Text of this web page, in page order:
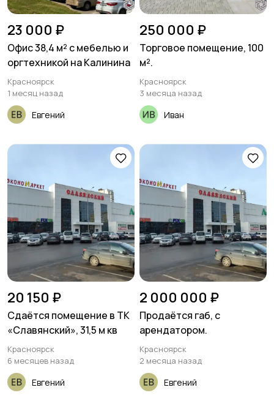
23 000 ₽
Офис 38,4 м² с мебелью и
оргтехникой на Калинина
Красноярск
1 месяц назад
Евгений
250 000 ₽
Торговое помещение, 100
м².
Красноярск
3 месяца назад
Иван
20 150 ₽
Сдаётся помещение в ТК
«Славянский», 31,5 м кв
Красноярск
6 месяцев назад
Евгений
2 000 000 ₽
Продаётся габ, с
арендатором.
Красноярск
2 месяца назад
Евгений